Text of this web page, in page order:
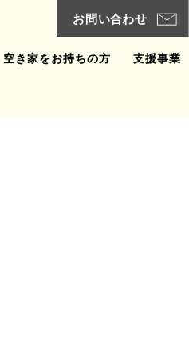
空き家をお持ちの方 支援事業